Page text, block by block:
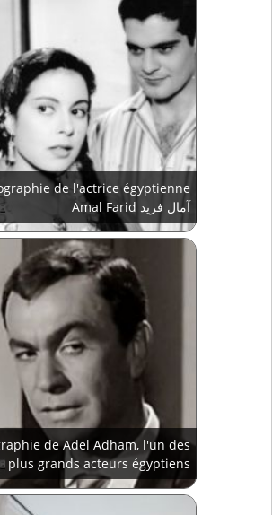
de l'actrice égyptienne
Amal Farid آمال فريد
de Adel Adham, l'un des
plus grands acteurs égyptiens